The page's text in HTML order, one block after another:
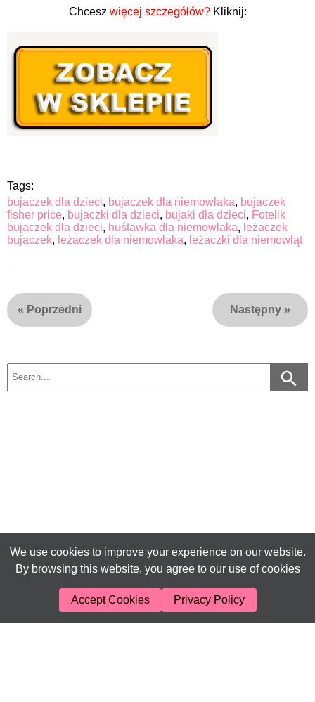
Chcesz więcej szczegółów?Kliknij:
Tags:
bujaczek dla dzieci, bujaczek dla niemowlaka, bujaczek
fisher price, bujaczki dla dzieci, bujaki dla dzieci, Fotelik
bujaczek dla dzieci, huśtawka dla niemowlaka, leżaczek
bujaczek, leżaczek dla niemowlaka, leżaczki dla niemowląt
« Poprzedni Następny »
We use cookies to improve your experience on our website.
By browsing this website, you agree to our use of cookies
Accept Cookies Privacy Policy